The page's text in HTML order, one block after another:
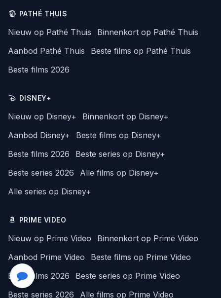
PATHÉ THUIS
Nieuw op Pathé Thuis
Binnenkort op Pathé Thuis
Aanbod Pathé Thuis
Beste films op Pathé Thuis
Beste films 2026
DISNEY+
Nieuw op Disney+
Binnenkort op Disney+
Aanbod Disney+
Beste films op Disney+
Beste films 2026
Beste series op Disney+
Beste series 2026
Alle films op Disney+
Alle series op Disney+
PRIME VIDEO
Nieuw op Prime Video
Binnenkort op Prime Video
Aanbod Prime Video
Beste films op Prime Video
Beste films 2026
Beste series op Prime Video
Beste series 2026
Alle films op Prime Video